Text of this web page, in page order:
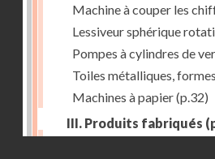
Machine à couper les
Lessiveur sphérique
Pompes à cylindres de
Toiles métalliques,
Machines à papier(p.32)
III. Produits fabriqués
Papiers à journaux(p.39)